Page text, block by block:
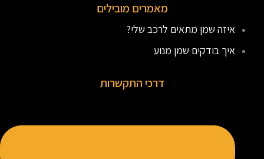
מאמרים מובילים
איזה שמן מתאים לרכב שלי?
איך בודקים שמן מנוע
דרכי התקשרות